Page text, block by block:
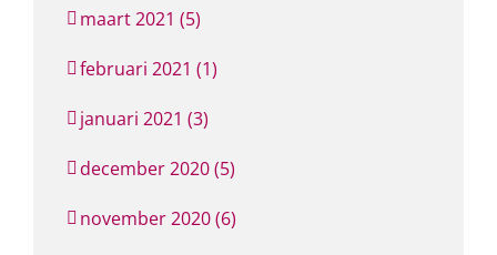
maart 2021 (5)
februari 2021 (1)
januari 2021 (3)
december 2020 (5)
november 2020 (6)